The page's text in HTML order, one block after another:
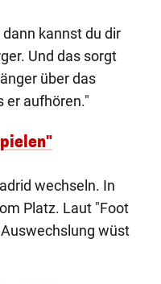
kannst du dir
Und das sorgt
über das
er aufhören."
wechseln. In
Platz. Laut "Foot
wüst